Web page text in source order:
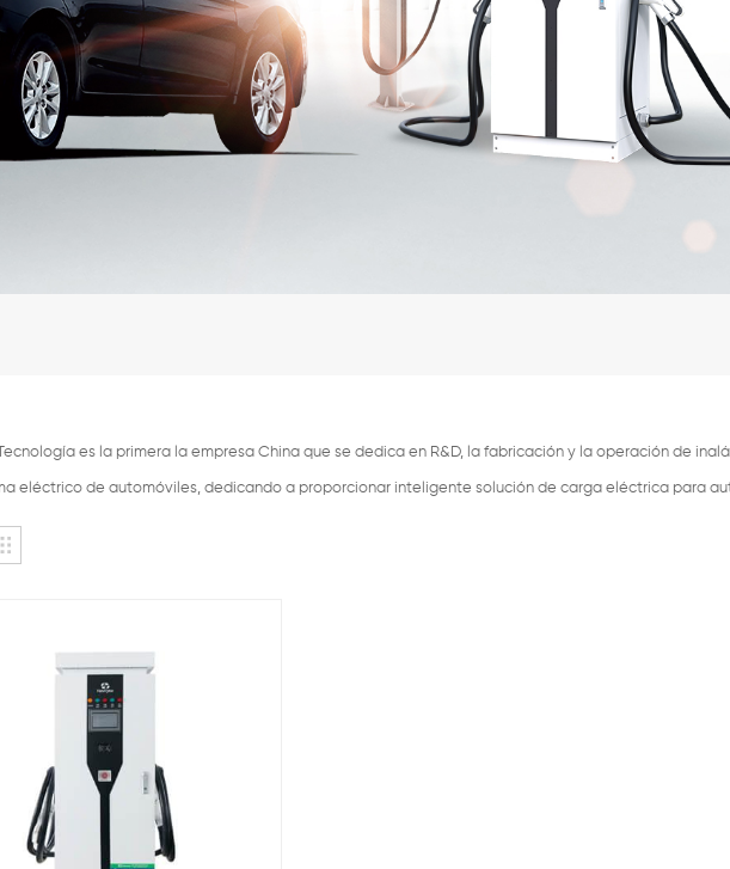
es la primera la empresa China que se dedica en R&D, la fabricación y la operación de
eléctrico de automóviles, dedicando a proporcionar inteligente solución de carga eléctrica para